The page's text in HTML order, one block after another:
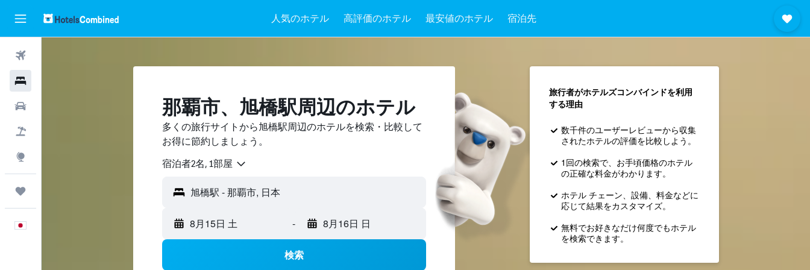
人気のホテル 高評価のホテル 最安値のホテル 宿泊先
那覇市​、旭橋駅周辺のホテル
多くの旅行サイトから旭橋駅周辺のホテルを検索・比較して
お得に節約しましょう。
宿泊者2名, 1​部屋
8月15日 土 - 8月16日 日
検索
旅行者がホテルズコンバインド​を利用
する理由
数千件のユーザーレビューから収集
されたホテルの評価を比較しよう。
1回の検索で、お手頃価格のホテル
の正確な料金がわかります。
ホテル チェーン、設備、料金などに
応じて結果をカスタマイズ。
無料でお好きなだけ何度でもホテル
を検索できます。